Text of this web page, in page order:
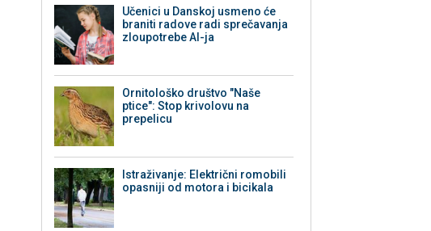
Učenici u Danskoj usmeno će
braniti radove radi sprečavanja
zloupotrebe AI-ja
Ornitološko društvo "Naše
ptice": Stop krivolovu na
prepelicu
Istraživanje: Električni romobili
opasniji od motora i bicikala